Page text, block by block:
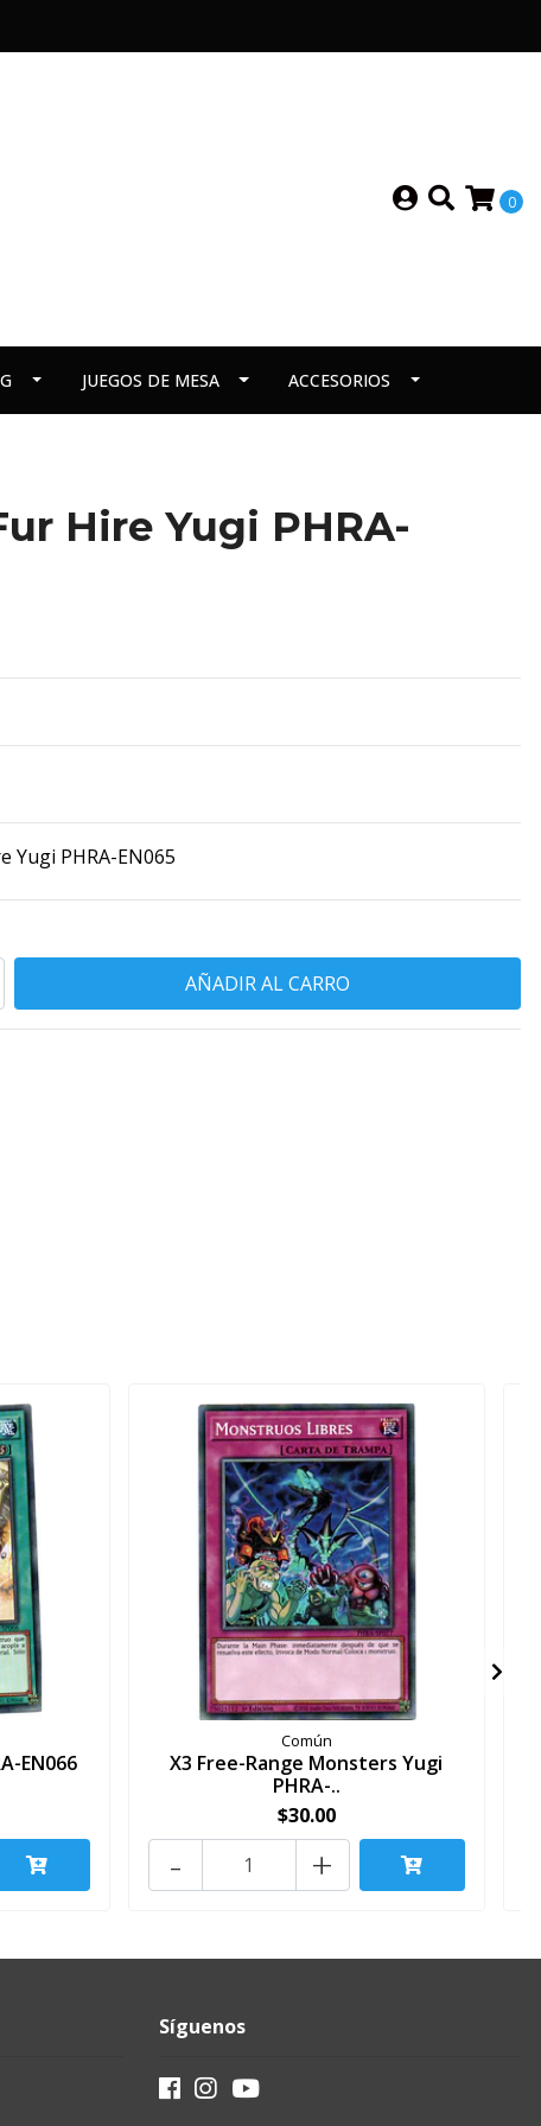
0
JUEGOS DE MESA ACCESORIOS
Hire Yugi PHRA-
Yugi PHRA-EN065
EN066
Común
X3 Free-Range Monsters Yugi
PHRA-..
$30.00
+
-
Síguenos